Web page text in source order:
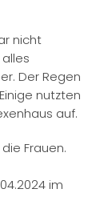
nicht
Der Regen
nutzten
auf.
Frauen.
im